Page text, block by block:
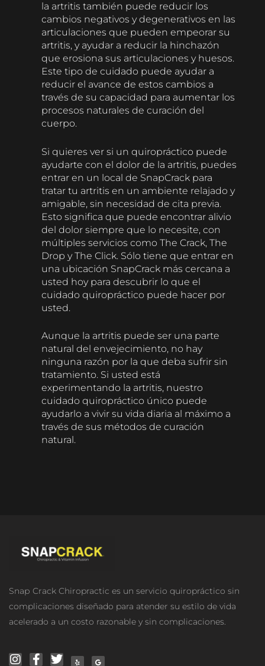
la artritis también puede reducir los
cambios negativos y degenerativos en las
articulaciones que pueden empeorar su
artritis, y ayudar a reducir la hinchazón
que erosiona sus articulaciones y huesos.
Este tipo de cuidado puede ayudar a
reducir el avance de estos cambios a
través de su capacidad para aumentar los
procesos naturales de curación del
cuerpo.
Si quieres ver si un quiropráctico puede
ayudarte con el dolor de la artritis, puedes
entrar en un local de SnapCrack para
tratar tu artritis en un ambiente relajado y
amigable, sin necesidad de cita previa.
Esto significa que puede encontrar alivio
del dolor siempre que lo necesite, con
múltiples servicios como The Crack, The
Drop y The Click. Sólo tiene que entrar en
una ubicación SnapCrack más cercana a
usted hoy para descubrir lo que el
cuidado quiropráctico puede hacer por
usted.
Aunque la artritis puede ser una parte
natural del envejecimiento, no hay
ninguna razón por la que deba sufrir sin
tratamiento. Si usted está
experimentando la artritis, nuestro
cuidado quiropráctico único puede
ayudarlo a vivir su vida diaria al máximo a
través de sus métodos de curación
natural.
Snар Crасk Chiropractic es un servicio quiropráctico sin
complicaciones diseñado para atender su estilo de vida
acelerado a un costo razonable y sin complicaciones.
s
t
c
e
i
t
l
p
o
g